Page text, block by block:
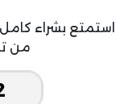
استمتع بشراء
من